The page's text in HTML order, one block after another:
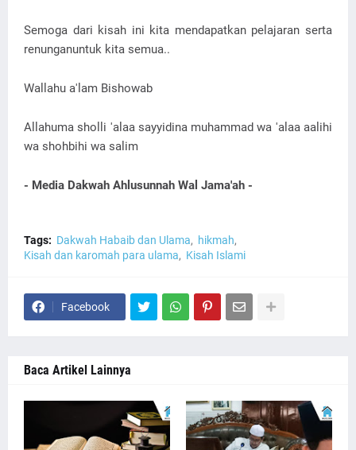
Semoga dari kisah ini kita mendapatkan pelajaran serta
renunganuntuk kita semua..
Wallahu a'lam Bishowab
Allahuma sholli 'alaa sayyidina muhammad wa 'alaa aalihi
wa shohbihi wa salim
- Media Dakwah Ahlusunnah Wal Jama'ah -
Tags: Dakwah Habaib dan Ulama
hikmah
Kisah dan karomah para ulama
Kisah Islami
Facebook
Baca Artikel Lainnya